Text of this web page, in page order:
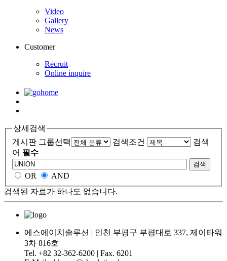
Video
Gallery
News
Customer
Recruit
Online inquire
상세검색
게시판 그룹선택
검색조건
검색
어 필수
검색
OR
AND
검색된 자료가 하나도 없습니다.
에스에이치솔루션 | 인천 부평구 부평대로 337, 제이타워
3차 816호
Tel. +82 32-362-6200 | Fax. 6201